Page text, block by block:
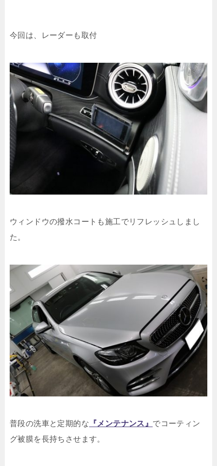
今回は、レーダーも取付
ウィンドウの撥水コートも施工でリフレッシュしまし
た。
普段の洗車と定期的な 『メンテナンス』 でコーティン
グ被膜を長持ちさせます。